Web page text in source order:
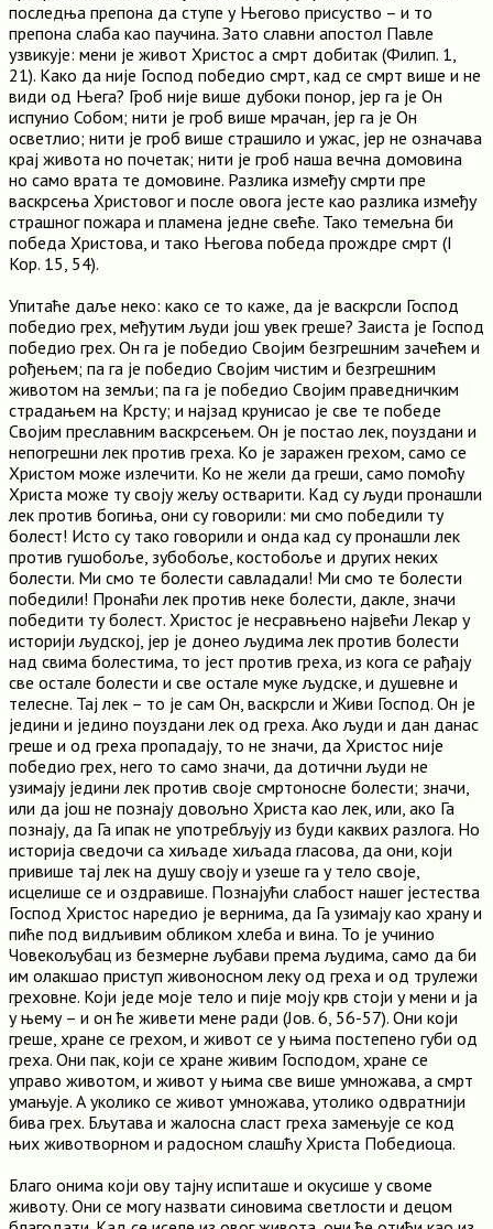
последња препона да ступе у Његово присуство – и то
препона слаба као паучина. Зато славни апостол Павле
узвикује: мени је живот Христос а смрт добитак (Филип. 1,
21). Како да није Господ победио смрт, кад се смрт више и не
види од Њега? Гроб није више дубоки понор, јер га је Он
испунио Собом; нити је гроб више мрачан, јер га је Он
осветлио; нити је гроб више страшило и ужас, јер не означава
крај живота но почетак; нити је гроб наша вечна домовина
но само врата те домовине. Разлика између смрти пре
васкрсења Христовог и после овога јесте као разлика између
страшног пожара и пламена једне свеће. Тако темељна би
победа Христова, и тако Његова победа прождре смрт (I
Кор. 15, 54).
Упитаће даље неко: како се то каже, да је васкрсли Господ
победио грех, међутим људи још увек греше? Заиста је Господ
победио грех. Он га је победио Својим безгрешним зачећем и
рођењем; па га је победио Својим чистим и безгрешним
животом на земљи; па га је победио Својим праведничким
страдањем на Крсту; и најзад крунисао је све те победе
Својим преславним васкрсењем. Он је постао лек, поуздани и
непогрешни лек против греха. Ко је заражен грехом, само се
Христом може излечити. Ко не жели да греши, само помоћу
Христа може ту своју жељу остварити. Кад су људи пронашли
лек против богиња, они су говорили: ми смо победили ту
болест! Исто су тако говорили и онда кад су пронашли лек
против гушобоље, зубобоље, костобоље и других неких
болести. Ми смо те болести савладали! Ми смо те болести
победили! Пронаћи лек против неке болести, дакле, значи
победити ту болест. Христос је несравњено највећи Лекар у
историји људској, јер је донео људима лек против болести
над свима болестима, то јест против греха, из кога се рађају
све остале болести и све остале муке људске, и душевне и
телесне. Тај лек – то је сам Он, васкрсли и Живи Господ. Он је
једини и једино поуздани лек од греха. Ако људи и дан данас
греше и од греха пропадају, то не значи, да Христос није
победио грех, него то само значи, да дотични људи не
узимају једини лек против своје смртоносне болести; значи,
или да још не познају довољно Христа као лек, или, ако Га
познају, да Га ипак не употребљују из буди каквих разлога. Но
историја сведочи са хиљаде хиљада гласова, да они, који
привише тај лек на душу своју и узеше га у тело своје,
исцелише се и оздравише. Познајући слабост нашег јестества
Господ Христос наредио је вернима, да Га узимају као храну и
пиће под видљивим обликом хлеба и вина. То је учинио
Човекољубац из безмерне љубави према људима, само да би
им олакшао приступ живоносном леку од греха и од трулежи
греховне. Који једе моје тело и пије моју крв стоји у мени и ја
у њему – и он ће живети мене ради (Јов. 6, 56-57). Они који
греше, хране се грехом, и живот се у њима постепено губи од
греха. Они пак, који се хране живим Господом, хране се
управо животом, и живот у њима све више умножава, а смрт
умањује. А уколико се живот умножава, утолико одвратнији
бива грех. Бљутава и жалосна сласт греха замењује се код
њих животворном и радосном слашћу Христа Победиоца.
Благо онима који ову тајну испиташе и окусише у своме
животу. Они се могу назвати синовима светлости и децом